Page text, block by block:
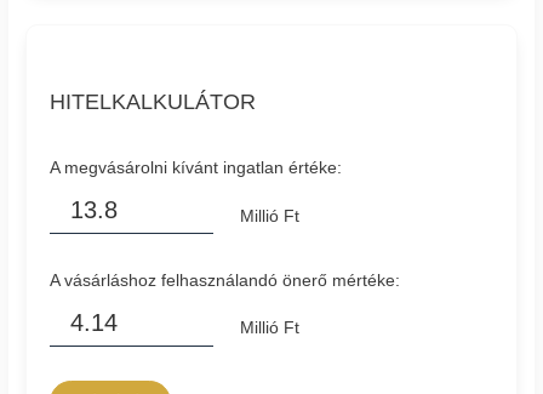
HITELKALKULÁTOR
A megvásárolni kívánt ingatlan értéke:
Millió Ft
A vásárláshoz felhasználandó önerő mértéke:
Millió Ft